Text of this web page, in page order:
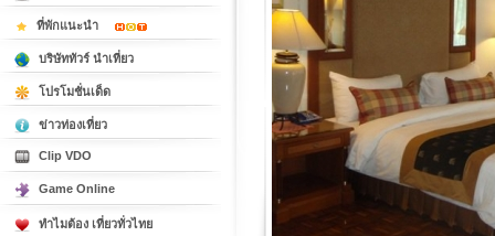
ที่พักแนะนำ
บริษัททัวร์ นำเที่ยว
โปรโมชั่นเด็ด
ข่าวท่องเที่ยว
Clip VDO
Game Online
ทำไมต้อง เที่ยวทั่วไทย